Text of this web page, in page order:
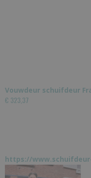
Vouwdeur schuifdeur
€ 323,37
https://